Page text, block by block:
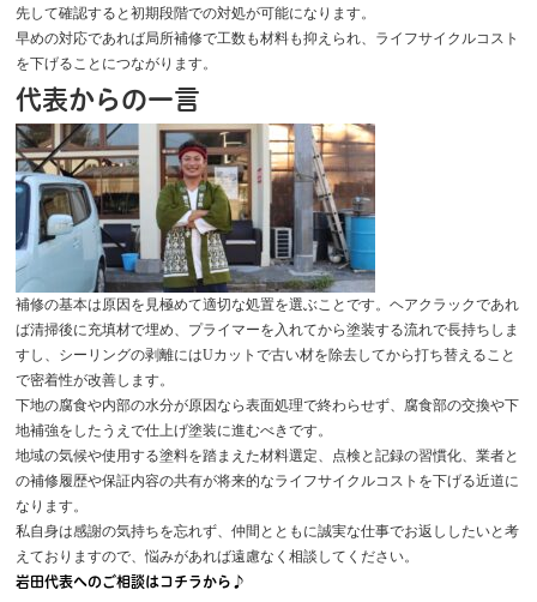
先して確認すると初期段階での対処が可能になります。
早めの対応であれば局所補修で工数も材料も抑えられ、ライフサイクルコスト
を下げることにつながります。
代表からの一言
補修の基本は原因を見極めて適切な処置を選ぶことです。ヘアクラックであれ
ば清掃後に充填材で埋め、プライマーを入れてから塗装する流れで長持ちしま
すし、シーリングの剥離にはUカットで古い材を除去してから打ち替えること
で密着性が改善します。
下地の腐食や内部の水分が原因なら表面処理で終わらせず、腐食部の交換や下
地補強をしたうえで仕上げ塗装に進むべきです。
地域の気候や使用する塗料を踏まえた材料選定、点検と記録の習慣化、業者と
の補修履歴や保証内容の共有が将来的なライフサイクルコストを下げる近道に
なります。
私自身は感謝の気持ちを忘れず、仲間とともに誠実な仕事でお返ししたいと考
えておりますので、悩みがあれば遠慮なく相談してください。
岩田代表へのご相談はコチラから♪